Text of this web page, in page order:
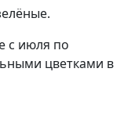
с июля по
цветками в